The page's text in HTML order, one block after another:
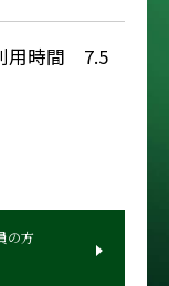
用時間 7.5
の方